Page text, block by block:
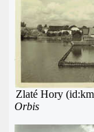
Zlaté Hory
Orbis